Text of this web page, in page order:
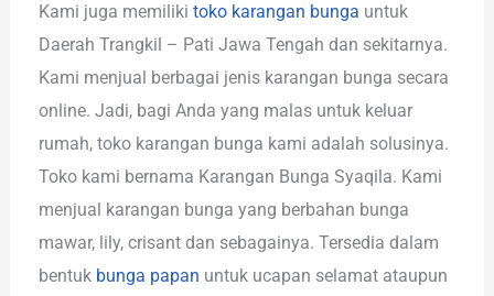
Kami juga memiliki toko karangan bunga untuk
Daerah Trangkil – Pati Jawa Tengah dan sekitarnya.
Kami menjual berbagai jenis karangan bunga secara
online. Jadi, bagi Anda yang malas untuk keluar
rumah, toko karangan bunga kami adalah solusinya.
Toko kami bernama Karangan Bunga Syaqila. Kami
menjual karangan bunga yang berbahan bunga
mawar, lily, crisant dan sebagainya. Tersedia dalam
bentuk bunga papan untuk ucapan selamat ataupun